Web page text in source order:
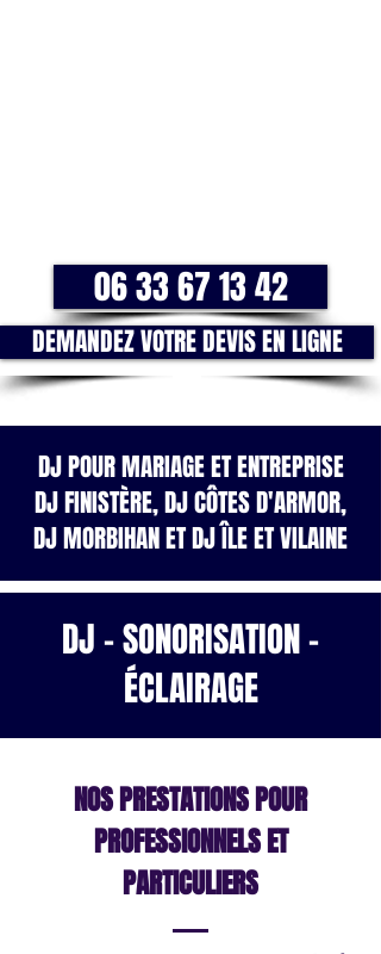
06 33 67 13 42
DEMANDEZ VOTRE DEVIS EN LIGNE
DJ POUR MARIAGE ET ENTREPRISE
DJ FINISTÈRE, DJ CÔTES D'ARMOR,
DJ MORBIHAN ET DJ ÎLE ET VILAINE
DJ - SONORISATION -
ÉCLAIRAGE
NOS PRESTATIONS POUR
PROFESSIONNELS ET
PARTICULIERS